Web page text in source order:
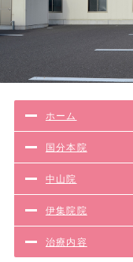
ホーム
国分本院
中山院
伊集院院
治療内容